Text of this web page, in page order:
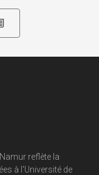
reflète la
à l'Université de